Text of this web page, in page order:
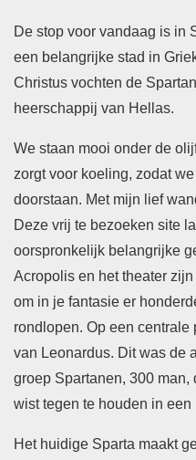
De stop voor vandaag is in
een belangrijke stad in
Christus vochten de
heerschappij van Hellas.
We staan mooi onder de
zorgt voor koeling, zodat
doorstaan. Met mijn lief
Deze vrij te bezoeken site
oorspronkelijk belangrijke
Acropolis en het theater
om in je fantasie er
rondlopen. Op een centrale
van Leonardus. Dit was de
groep Spartanen, 300
wist tegen te houden in een
Het huidige Sparta maakt